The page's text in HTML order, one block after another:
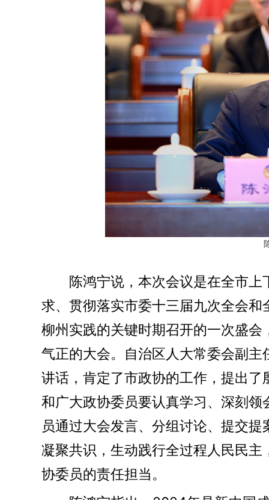
陈鸿宁说，本次会议是在全市
求、贯彻落实市委十三届九次全会
柳州实践的关键时期召开的一次盛
气正的大会。自治区人大常委会副
讲话，肯定了市政协的工作，提出
和广大政协委员要认真学习、深刻
员通过大会发言、分组讨论、提交
凝聚共识，生动践行全过程人民民
协委员的责任担当。